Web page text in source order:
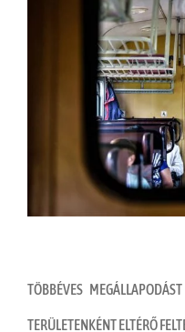
TÖBBÉVES
TERÜLETENKÉNT ELTÉRŐ